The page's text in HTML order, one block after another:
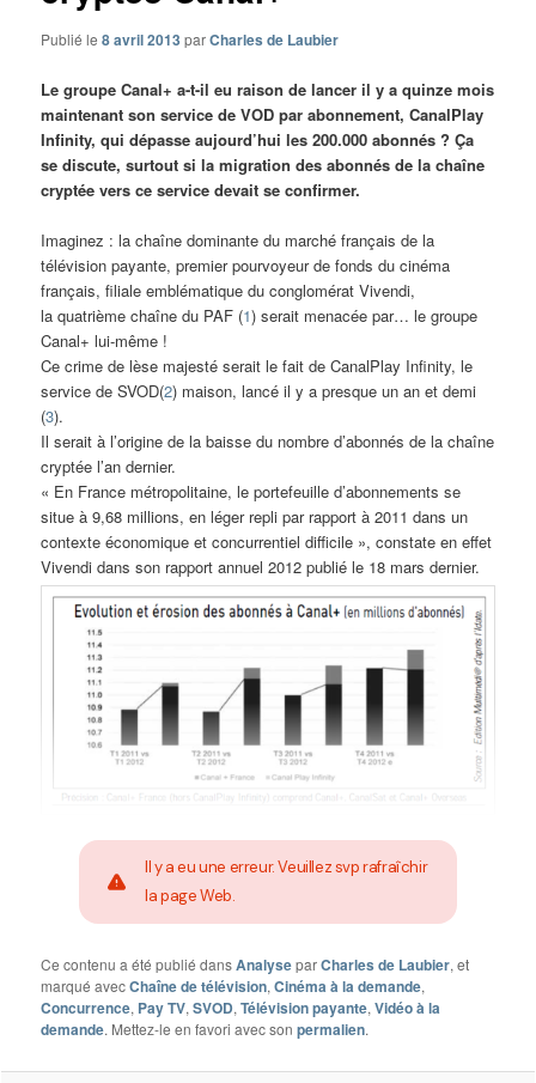
Publié le8 avril 2013 parCharles de Laubier
Le groupe Canal+ a-t-il eu raison de lancer il y a quinze mois
maintenant son service de VOD par abonnement, CanalPlay
Infinity, qui dépasse aujourd’hui les 200.000 abonnés ? Ça
se discute, surtout si la migration des abonnés de la chaîne
cryptée vers ce service devait se confirmer.
Imaginez : la chaîne dominante du marché français de la
télévision payante, premier pourvoyeur de fonds du cinéma
français, filiale emblématique du conglomérat Vivendi,
la quatrième chaîne du PAF (1) serait menacée par… le groupe
Canal+ lui-même !
Ce crime de lèse majesté serait le fait de CanalPlay Infinity, le
service de SVOD(2) maison, lancé il y a presque un an et demi
(3).
Il serait à l’origine de la baisse du nombre d’abonnés de la chaîne
cryptée l’an dernier.
« En France métropolitaine, le portefeuille d’abonnements se
situe à 9,68 millions, en léger repli par rapport à 2011 dans un
contexte économique et concurrentiel difficile », constate en effet
Vivendi dans son rapport annuel 2012 publié le 18 mars dernier.
Il y a eu une erreur. Veuillez svp rafraîchir
la page Web.
Ce contenu a été publié dansAnalyseparCharles de Laubier, et
marqué avecChaîne de télévision,Cinéma à la demande,
Concurrence, Pay TV,SVOD,Télévision payante,Vidéo à la
demande. Mettez-le en favori avec sonpermalien.